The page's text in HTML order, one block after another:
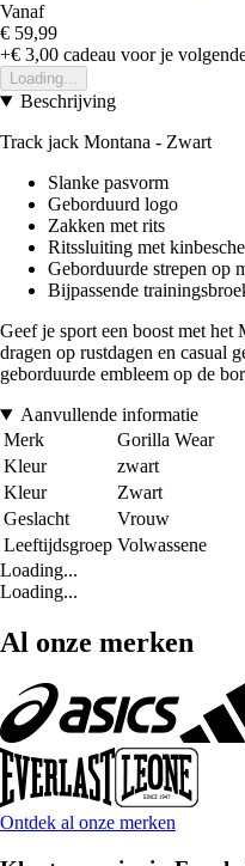
Vanaf
€ 59,99
+€ 3,00 cadeau voor je
Loading...
Beschrijving
Track jack Montana - Zwart
Slanke pasvorm
Geborduurd logo
Zakken met rits
Ritssluiting met
Geborduurde strepen op
Bijpassende
Geef je sport een boost met
dragen op rustdagen en casual
geborduurde embleem op de
Aanvullende informatie
Merk
Gorilla Wear
Kleur
zwart
Kleur
Zwart
Geslacht
Vrouw
Leeftijdsgroep Volwassene
Loading...
Loading...
Al onze merken
Ontdek al onze merken